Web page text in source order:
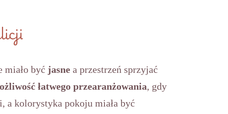
miało być jasne a przestrzeń sprzyjać
łatwego przearanżowania, gdy
a kolorystyka pokoju miała być